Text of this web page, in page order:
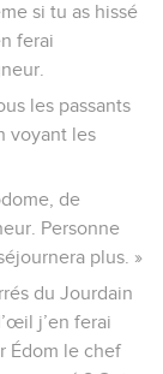
si tu as hissé
ferai
les passants
voyant les
de
Personne
plus. »
du Jourdain
j’en ferai
Édom le chef